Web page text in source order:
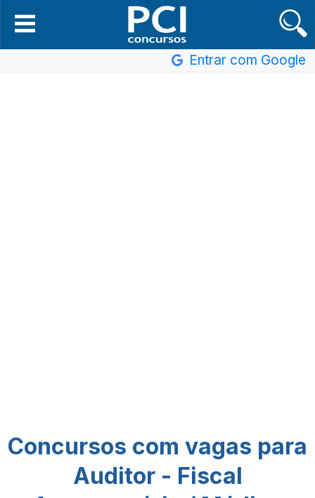
Entrar com Google
Concursos com vagas para
Auditor - Fiscal